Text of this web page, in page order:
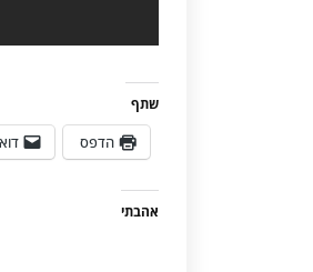
שתף
הדפס
אהבתי